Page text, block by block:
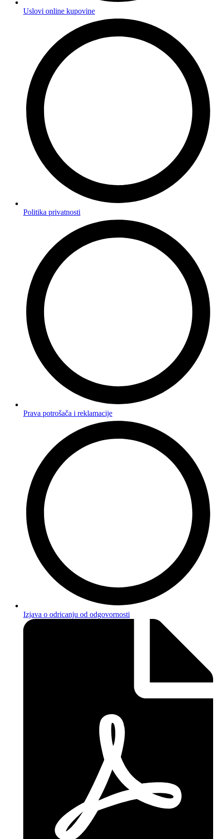
Uslovi online kupovine
Politika privatnosti
Prava potrošača i reklamacije
Izjava o odricanju od odgovornosti